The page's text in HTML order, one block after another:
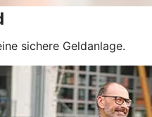
sichere Geldanlage.